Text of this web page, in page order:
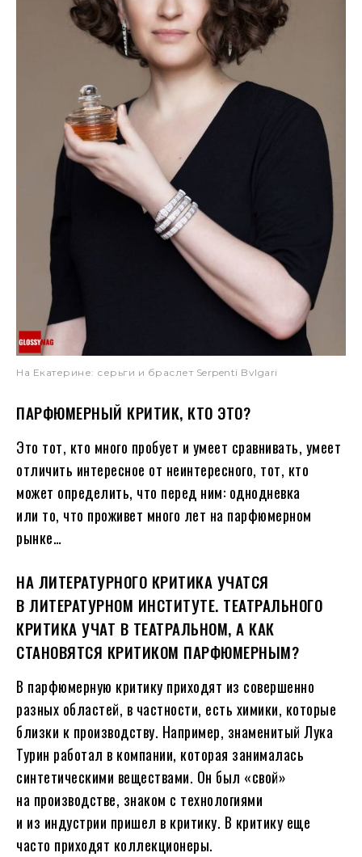
На Eкатерине: серьги и браслет Serpenti Bvlgari
ПАРФЮМЕРНЫЙ КРИТИК, КТО ЭТО?
Это тот, кто много пробует и умеет сравнивать, умеет
отличить интересное от неинтересного, тот, кто
может определить, что перед ним: однодневка
или то, что проживет много лет на парфюмерном
рынке…
НА ЛИТЕРАТУРНОГО КРИТИКА УЧАТСЯ
В ЛИТЕРАТУРНОМ ИНСТИТУТЕ. ТЕАТРАЛЬНОГО
КРИТИКА УЧАТ В ТЕАТРАЛЬНОМ, А КАК
СТАНОВЯТСЯ КРИТИКОМ ПАРФЮМЕРНЫМ?
В парфюмерную критику приходят из совершенно
разных областей, в частности, есть химики, которые
близки к производству. Например, знаменитый Лука
Турин работал в компании, которая занималась
синтетическими веществами. Он был «свой»
на производстве, знаком с технологиями
и из индустрии пришел в критику. В критику еще
часто приходят коллекционеры.